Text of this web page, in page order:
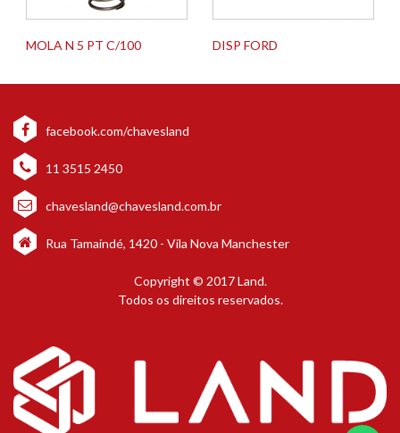
MOLA N 5 PT C/100 DISP FORD
facebook.com/chavesland
11 3515 2450
chavesland@chavesland.com.br
Rua Tamaindé, 1420 - Vila Nova Manchester
Copyright © 2017 Land.
Todos os direitos reservados.